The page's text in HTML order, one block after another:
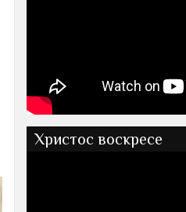
Христос воскресе